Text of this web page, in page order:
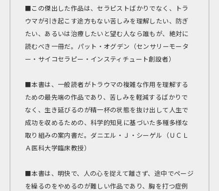
■この傑出した作品は、セラピストばかりでなく、トラ
ウマが引き起こす途方もない苦しみを理解したい、防ぎ
たい、あるいは治療したいと望む人なら誰もが、絶対に
読むべき一冊だ。――パット・オグデン（センサリーモータ
ー・サイコセラピー・インスティチュート創設者）
■本書は、一般読者がトラウマの複雑な作用を理解する
ための最先端の作品であり、苦しみを軽減するばかりで
なく、生き延びるのが精一杯の状態を抜け出して人生で
成功を収めるための、科学的知見に基づいた多種多様な
取り組みの案内書だ。――ダニエル・Ｊ・シーゲル（ＵＣＬ
Ａ医科大学臨床教授）
■本書は、明快で、人の心を捉えて離さず、途中でページ
を繰るのをやめるのが難しい作品であり、胸を打つ症例